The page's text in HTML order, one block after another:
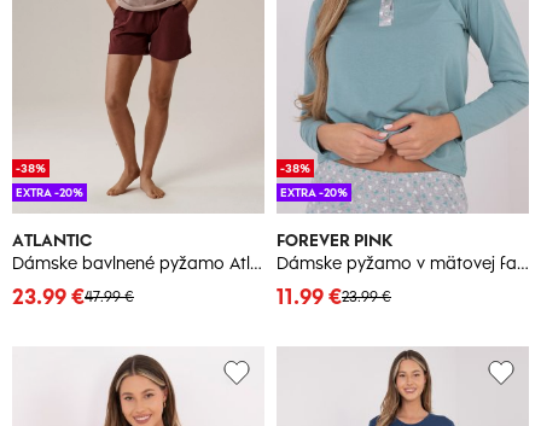
ATLANTIC
Dámske bavlnené pyžamo Atlantic
47.99 €
23.99 €
-38%
EXTRA -20%
FOREVER PINK
Dámske pyžamo v mätovej farbe
23.99 €
11.99 €
-38%
EXTRA -20%